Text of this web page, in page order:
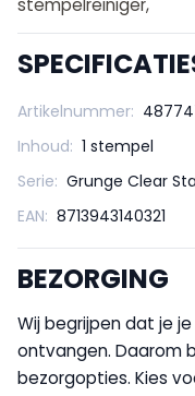
Artikelnummer:
Inhoud: 1 stempel
Serie: Grunge Clear
EAN: 8713943140321
BEZORGING
Wij begrijpen dat je
ontvangen. Daarom
bezorgopties. Kies